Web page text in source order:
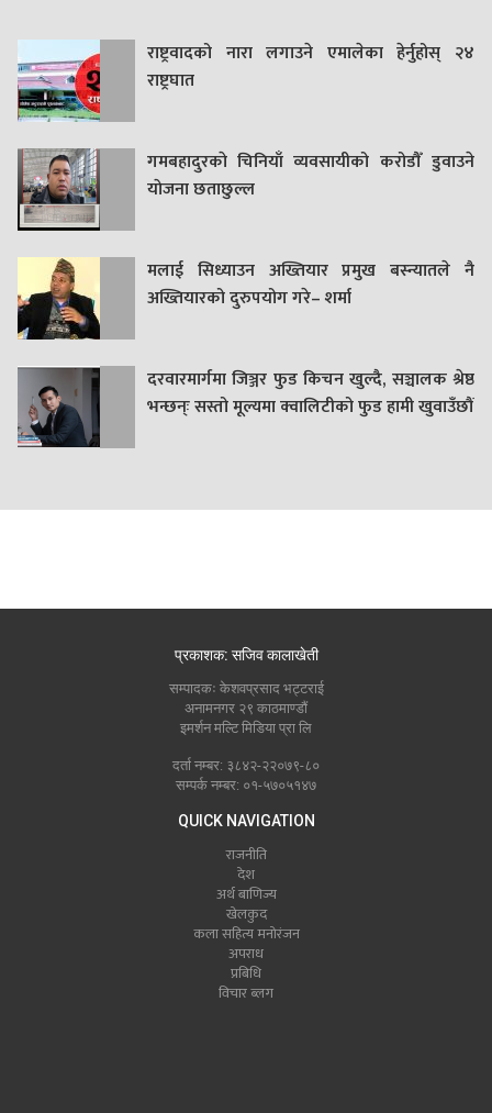
राष्ट्रवादको नारा लगाउने एमालेका हेर्नुहोस् २४
राष्ट्रघात
गमबहादुरकाे चिनियाँ व्यवसायीको करोडौँ डुवाउने
याेजना छताछुल्ल
मलाई सिध्याउन अख्तियार प्रमुख बस्न्यातले नै
अख्तियारको दुरुपयोग गरे– शर्मा
दरवारमार्गमा जिञ्जर फुड किचन खुल्दै, सञ्चालक श्रेष्ठ
भन्छन्ः सस्तो मूल्यमा क्वालिटीको फुड हामी खुवाउँछौं
प्रकाशक: सजिव कालाखेती
सम्पादकः केशवप्रसाद भट्टराई
अनामनगर २९ काठमाण्डौं
इमर्शन मल्टि मिडिया प्रा लि
दर्ता नम्बर: ३८४२-२२०७९-८०
सम्पर्क नम्बर: ०१-५७०५१४७
QUICK NAVIGATION
राजनीति
देश
अर्थ बाणिज्य
खेलकुद
कला सहित्य मनोरंजन
अपराध
प्रबिधि
विचार ब्लग